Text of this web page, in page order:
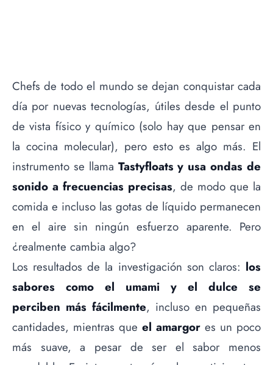
Chefs de todo el mundo se dejan conquistar cada
día por nuevas tecnologías, útiles desde el punto
de vista físico y químico (solo hay que pensar en
la cocina molecular), pero esto es algo más. El
instrumento se llama Tastyfloats y usa ondas de
sonido a frecuencias precisas, de modo que la
comida e incluso las gotas de líquido permanecen
en el aire sin ningún esfuerzo aparente. Pero
¿realmente cambia algo?
Los resultados de la investigación son claros: los
sabores como el umami y el dulce se
perciben más fácilmente, incluso en pequeñas
cantidades, mientras que el amargor es un poco
más suave, a pesar de ser el sabor menos